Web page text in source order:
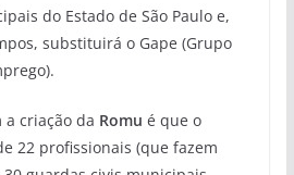
do Estado de São Paulo e,
substituirá o Gape (Grupo
criação da Romu é que o
22 profissionais (que fazem